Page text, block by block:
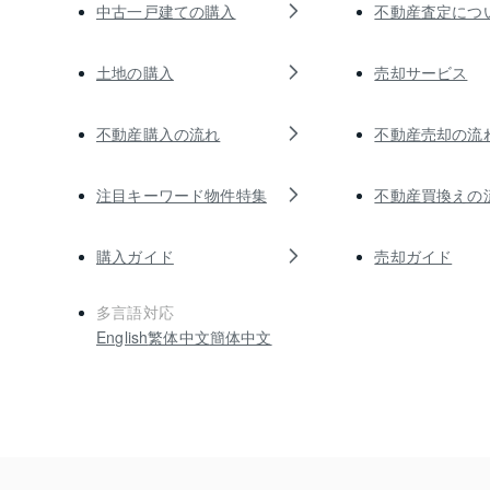
中古一戸建ての購入
土地の購入
不動産購入の流れ
注目キーワード物件特集
購入ガイド
多言語対応
English繁体中文簡体中文
不動産査定につ
売却サービス
不動産売却の流
不動産買換えの
売却ガイド